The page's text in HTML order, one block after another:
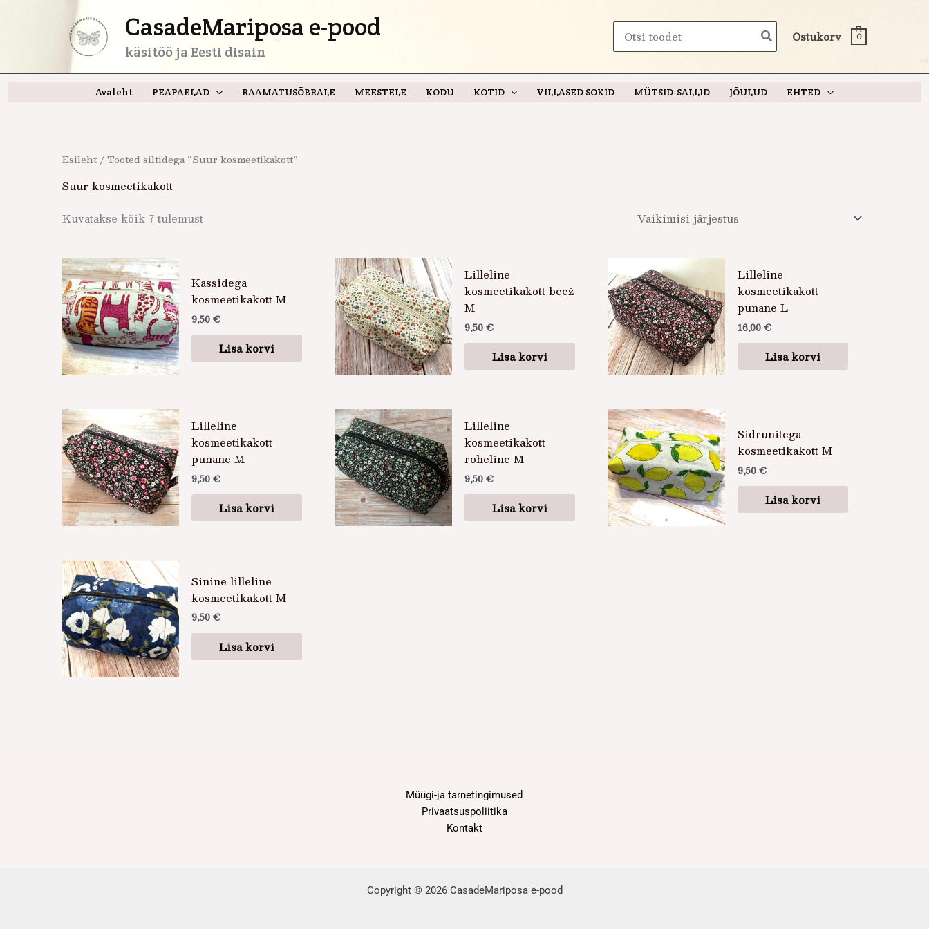
CasadeMariposa e-pood
käsitöö ja Eesti disain
Search
for:
Ostukorv 0
Avaleht PEAPAELAD RAAMATUSÕBRALE MEESTELE KODU KOTID VILLASED SOKID MÜTSID-SALLID JÕULUD EHTED
Esileht / Tooted siltidega “Suur kosmeetikakott”
Suur kosmeetikakott
Kuvatakse kõik 7 tulemust
Kassidega
kosmeetikakott M
9,50€
Lisa korvi
Lilleline
kosmeetikakott beež
M
9,50€
Lisa korvi
Lilleline
kosmeetikakott
punane L
16,00€
Lisa korvi
Lilleline
kosmeetikakott
punane M
9,50€
Lisa korvi
Lilleline
kosmeetikakott
roheline M
9,50€
Lisa korvi
Sidrunitega
kosmeetikakott M
9,50€
Lisa korvi
Sinine lilleline
kosmeetikakott M
9,50€
Lisa korvi
Müügi-ja tarnetingimused
Privaatsuspoliitika
Kontakt
Copyright © 2026 CasadeMariposa e-pood